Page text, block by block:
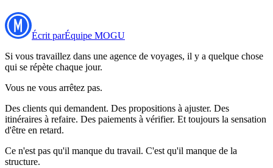
Écrit parÉquipe MOGU
Si vous travaillez dans une agence de voyages, il y a quelque chose
qui se répète chaque jour.
Vous ne vous arrêtez pas.
Des clients qui demandent. Des propositions à ajuster. Des
itinéraires à refaire. Des paiements à vérifier. Et toujours la sensation
d'être en retard.
Ce n'est pas qu'il manque du travail. C'est qu'il manque de la
structure.